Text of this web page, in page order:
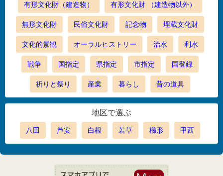
有形文化財（建造物） 有形文化財 （建造物以外）
無形文化財 民俗文化財 記念物 埋蔵文化財
文化的景観 オーラルヒストリー 治水 利水
戦争 国指定 県指定 市指定 国登録
祈りと祭り 産業 暮らし 昔の道具
地区で選ぶ
八田 芦安 白根 若草 櫛形 甲西